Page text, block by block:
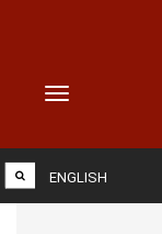
Toggle
ENGLISH